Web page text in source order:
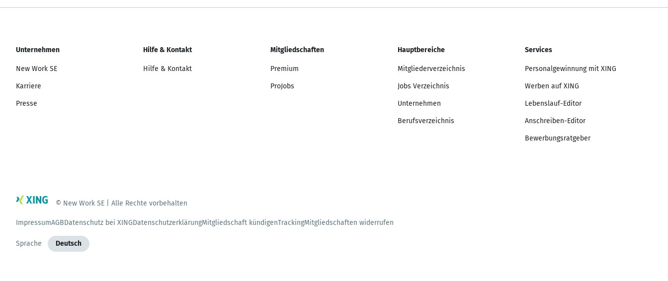
Unternehmen
New Work SE
Karriere
Presse
Hilfe & Kontakt
Hilfe & Kontakt
Mitgliedschaften
Premium
ProJobs
Hauptbereiche
Mitgliederverzeichnis
Jobs Verzeichnis
Unternehmen
Berufsverzeichnis
Services
Personalgewinnung mit XING
Werben auf XING
Lebenslauf-Editor
Anschreiben-Editor
Bewerbungsratgeber
© New Work SE | Alle Rechte vorbehalten
ImpressumAGBDatenschutz bei XINGDatenschutzerklärungMitgliedschaft kündigenTrackingMitgliedschaften widerrufen
Sprache Deutsch